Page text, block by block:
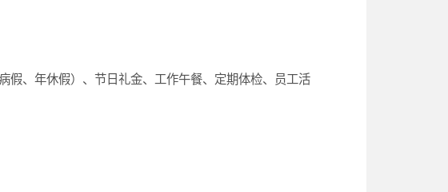
假、年休假）、节日礼金、工作午餐、定期体检、员工活